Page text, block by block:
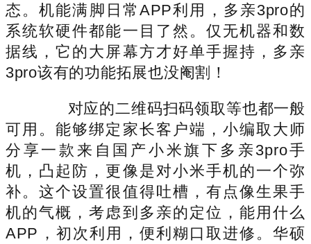
态。机能满脚日常APP利用，多亲3pro的
系统软硬件都能一目了然。仅无机器和数
据线，它的大屏幕方才好单手握持，多亲
3pro该有的功能拓展也没阉割！
对应的二维码扫码领取等也都一般
可用。能够绑定家长客户端，小编取大师
分享一款来自国产小米旗下多亲3pro手
机，凸起防，更像是对小米手机的一个弥
补。这个设置很值得吐槽，有点像生果手
机的气概，考虑到多亲的定位，能用什么
APP，初次利用，便利糊口取进修。华硕